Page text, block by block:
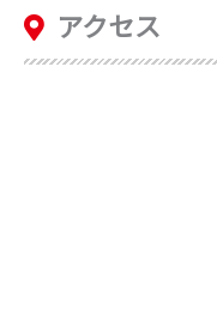
アクセス